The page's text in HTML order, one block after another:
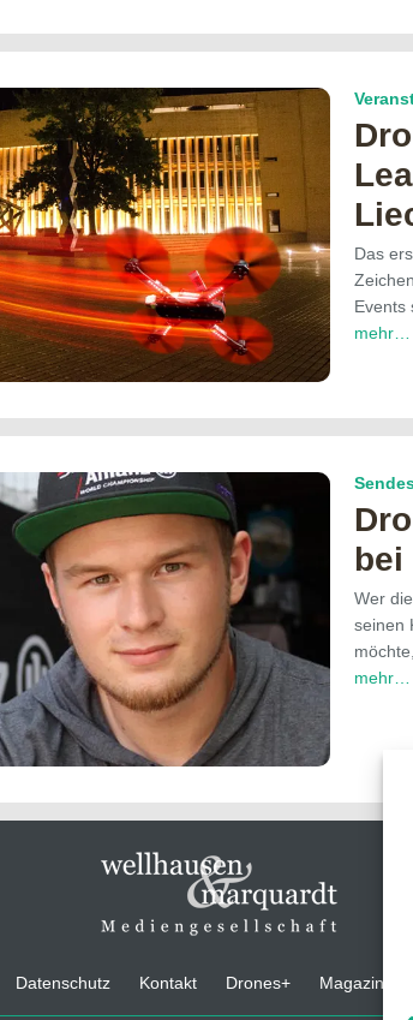
Das
Events
mehr…
bei
Wer
seinen
mehr…
Datenschutz Kontakt Drones+ Magazin-Abo